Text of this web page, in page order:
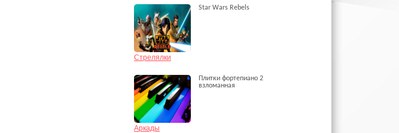
Star Wars Rebels
Стрелялки
Плитки фортепиано 2
взломанная
Аркады